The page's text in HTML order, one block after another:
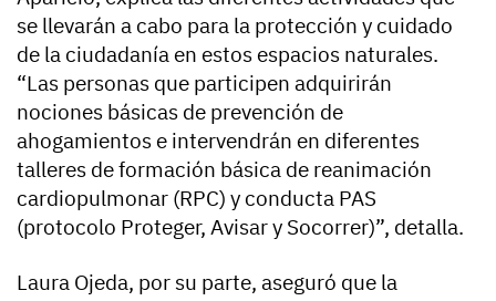
se llevarán a cabo para la protección y cuidado
de la ciudadanía en estos espacios naturales.
“Las personas que participen adquirirán
nociones básicas de prevención de
ahogamientos e intervendrán en diferentes
talleres de formación básica de reanimación
cardiopulmonar (RPC) y conducta PAS
(protocolo Proteger, Avisar y Socorrer)”, detalla.
Laura Ojeda, por su parte, aseguró que la